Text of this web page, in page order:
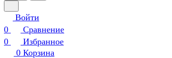
Войти
0
Сравнение
0
Избранное
0 Корзина